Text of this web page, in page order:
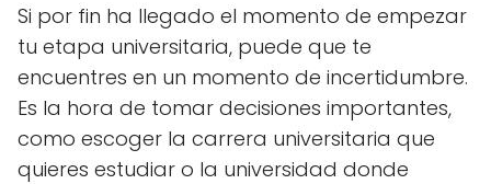
Si por fin ha llegado el momento de empezar
tu etapa universitaria, puede que te
encuentres en un momento de incertidumbre.
Es la hora de tomar decisiones importantes,
como escoger la carrera universitaria que
quieres estudiar o la universidad donde